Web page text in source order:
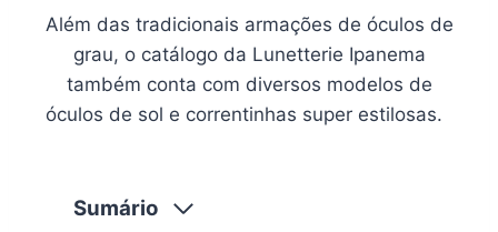
Além das tradicionais armações de óculos de
grau, o catálogo da Lunetterie Ipanema
também conta com diversos modelos de
óculos de sol e correntinhas super estilosas.
Sumário